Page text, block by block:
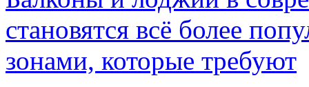
становятся всё более
зонами, которые требуют